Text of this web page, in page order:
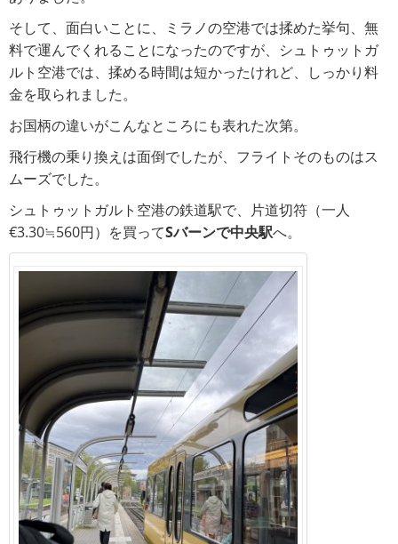
そして、面白いことに、ミラノの空港では揉めた挙句、無
料で運んでくれることになったのですが、シュトゥットガ
ルト空港では、揉める時間は短かったけれど、しっかり料
金を取られました。
お国柄の違いがこんなところにも表れた次第。
飛行機の乗り換えは面倒でしたが、フライトそのものはス
ムーズでした。
シュトゥットガルト空港の鉄道駅で、片道切符（一人
€3.30≒560円）を買ってSバーンで中央駅へ。